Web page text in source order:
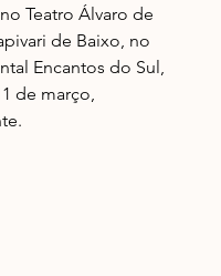
Teatro Álvaro de
de Baixo, no
Encantos do Sul,
de março,